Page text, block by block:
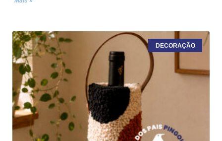
DECORAÇÃO